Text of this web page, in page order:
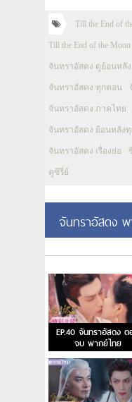
Till the End of
Till the End of the
จันทราอัสดง ดูย้อนหลัง
จันทราอัสดง ทุกตอน
จันทราอัสดง ภาคไทย
จันทราอัสดง ย้อนหลัง
จันทราอัสดง เรื่องย่อ
ดูซีรี่ย์
จันทราอัสดง
EP.40 จันทราอัสดง
จบ พากย์ไทย